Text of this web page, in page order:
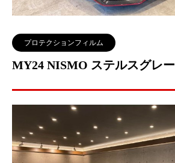
プロテクションフィルム
MY24 NISMO ステルスグレー